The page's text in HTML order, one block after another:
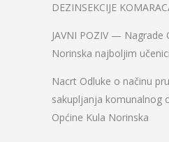
DEZINSEKCIJE
JAVNI POZIV — Nagrade
Norinska najboljim
Nacrt Odluke o načinu
sakupljanja komunalnog
Općine Kula Norinska